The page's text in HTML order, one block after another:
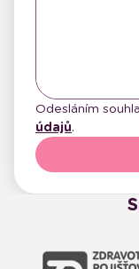
Odesláním
údajů.